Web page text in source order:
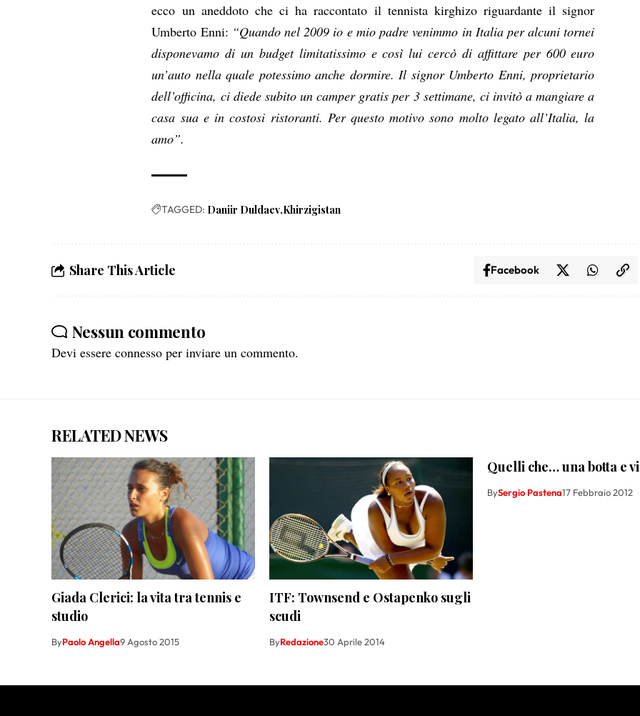
ecco un aneddoto che ci ha raccontato il tennista kirghizo riguardante il signor
Umberto Enni: “Quando nel 2009 io e mio padre venimmo in Italia per alcuni tornei
disponevamo di un budget limitatissimo e così lui cercò di affittare per 600 euro
un’auto nella quale potessimo anche dormire. Il signor Umberto Enni, proprietario
dell’officina, ci diede subito un camper gratis per 3 settimane, ci invitò a mangiare a
casa sua e in costosi ristoranti. Per questo motivo sono molto legato all’Italia, la
amo”.
TAGGED: Daniir Duldaev Khirzigistan
Share This Article Facebook
Nessun commento
Devi essere connesso per inviare un commento.
RELATED NEWS
Giada Clerici: la vita tra tennis e
studio
ByPaolo Angella9 Agosto 2015
ITF: Townsend e Ostapenko sugli
scudi
ByRedazione30 Aprile 2014
Quelli che… una botta e
BySergio Pastena17 Febbraio 2012